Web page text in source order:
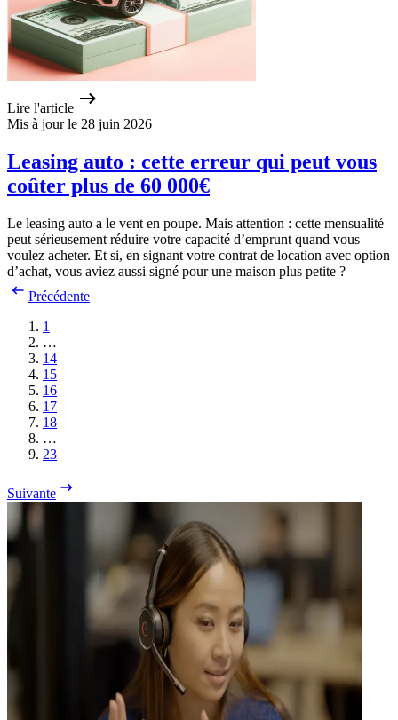
Lire l'article
Mis à jour le 28 juin 2026
Leasing auto : cette erreur qui peut vous
coûter plus de 60 000€
Le leasing auto a le vent en poupe. Mais attention : cette mensualité
peut sérieusement réduire votre capacité d’emprunt quand vous
voulez acheter. Et si, en signant votre contrat de location avec option
d’achat, vous aviez aussi signé pour une maison plus petite ?
Précédente
1
…
14
15
16
17
18
…
23
Suivante